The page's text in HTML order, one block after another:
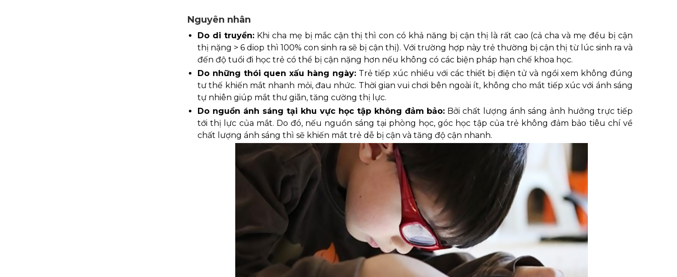
Nguyên nhân
Do di truyền:Khi cha mẹ bị mắc cận thị thì con có khả năng bị cận thị là rất cao (cả cha và mẹ đều bị cận
thị nặng > 6 diop thì 100% con sinh ra sẽ bị cận thị). Với trường hợp này trẻ thường bị cận thị từ lúc sinh ra và
đến độ tuổi đi học trẻ có thể bị cận nặng hơn nếu không có các biện pháp hạn chế khoa học.
Do những thói quen xấu hàng ngày:Trẻ tiếp xúc nhiều với các thiết bị điện tử và ngồi xem không đúng
tư thế khiến mắt nhanh mỏi, đau nhức. Thời gian vui chơi bên ngoài ít, không cho mắt tiếp xúc với ánh sáng
tự nhiên giúp mắt thư giãn, tăng cường thị lực.
Do nguồn ánh sáng tại khu vực học tập không đảm bảo: Bởi chất lượng ánh sáng ảnh hưởng trực tiếp
tới thị lực của mắt. Do đó, nếu nguồn sáng tại phòng học, góc học tập của trẻ không đảm bảo tiêu chí về
chất lượng ánh sáng thì sẽ khiến mắt trẻ dễ bị cận và tăng độ cận nhanh.